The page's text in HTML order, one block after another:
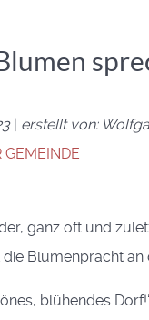
| erstellt von:
GEMEINDE
ganz oft und
die Blumenpracht
blühendes